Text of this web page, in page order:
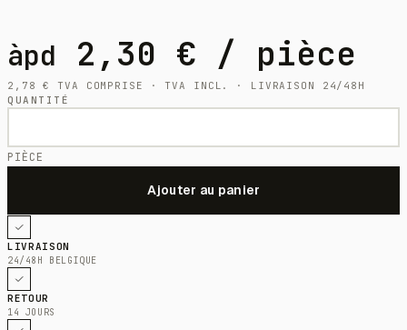
àpd 2,30 € / pièce
2,78€
TVA COMPRISE · TVA INCL. · LIVRAISON 24/48H
QUANTITÉ
PIÈCE
LIVRAISON
24/48H BELGIQUE
RETOUR
14 JOURS